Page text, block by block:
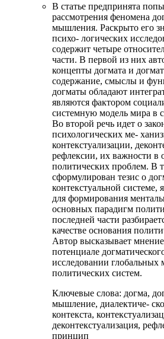
В статье предпринята
рассмотрения феномена
мышления. Раскрыто его
психо- логических
содержит четыре
части. В первой из них
концепты догмата и
содержание, смыслы и
догматы обладают
являются фактором
системную модель мира в
Во второй речь идет о
психологических ме-
контекстуализации,
рефлексии, их важности в
политических проблем. В
сформулирован тезис о
контекстуальной
для формирования
основных парадигм
последней части
качестве основания
Автор высказывает
потенциале
исследовании глобальных
политических систем.
Ключевые слова: догма,
мышление, диалектиче-
контекста,
деконтекстуализация,
принцип